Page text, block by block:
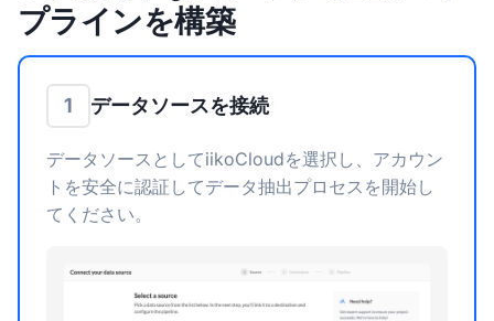
プラインを構築
1 データソースを接続
データソースとしてiikoCloudを選択し、アカウン
トを安全に認証してデータ抽出プロセスを開始し
てください。